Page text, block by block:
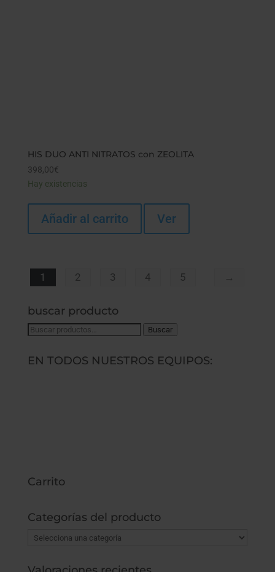
HIS DUO ANTI NITRATOS con ZEOLITA
398,00€
Hay existencias
Añadir al carrito Ver
1 2 3 4 5 →
buscar producto
Buscar
Buscar
EN TODOS NUESTROS EQUIPOS:
Carrito
Categorías del producto